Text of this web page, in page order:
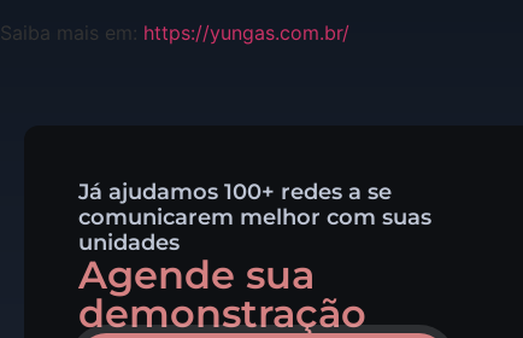
Saiba mais em: ⁠https://yungas.com.br/
Já ajudamos 100+ redes a se
comunicarem melhor com suas
unidades
Agende sua
demonstração